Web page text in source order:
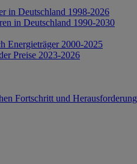
in Deutschland 1998-2026
in Deutschland 1990-2030
Energieträger 2000-2025
Preise 2023-2026
Fortschritt und Herausforderung